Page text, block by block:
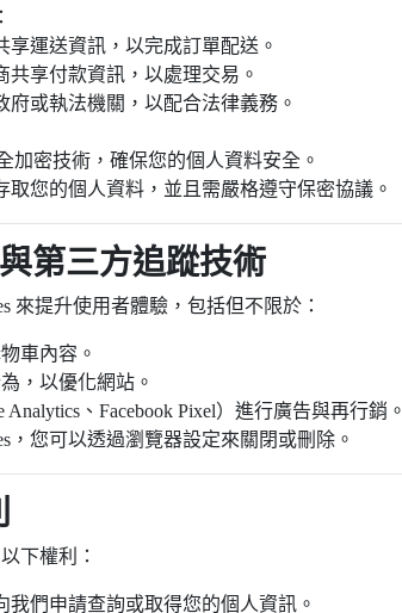
：
享運送資訊，以完成訂單配送。
共享付款資訊，以處理交易。
府或執法機關，以配合法律義務。
加密技術，確保您的個人資料安全。
取您的個人資料，並且需嚴格遵守保密協議。
第三方追蹤技術
來提升使用者體驗，包括但不限於：
車內容。
，以優化網站。
、Facebook Pixel）進行廣告與再行銷。
，您可以透過瀏覽器設定來關閉或刪除。
下權利：
我們申請查詢或取得您的個人資訊。